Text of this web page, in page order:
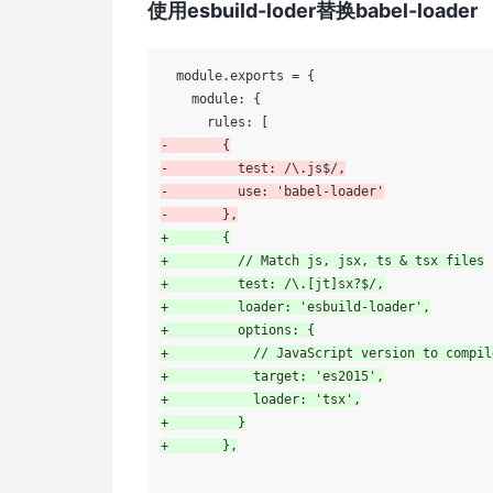
使用esbuild-loder替换babel-loader
  module.exports = {
    module: {
-       {
-         test: /\.js$/,
-         use: 'babel-loader'
-       },
+       {
+         // Match js, jsx, ts & tsx files
+         test: /\.[jt]sx?$/,
+         loader: 'esbuild-loader',
+         options: {
+           // JavaScript version to
+           target: 'es2015',
+           loader: 'tsx',
+         }
+       },